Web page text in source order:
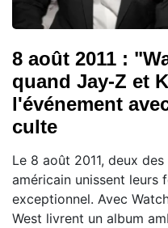
8 août 2011 :
quand Jay-Z et
l'événement
culte
Le 8 août 2011, deux
américain unissent leurs
exceptionnel. Avec
West livrent un album